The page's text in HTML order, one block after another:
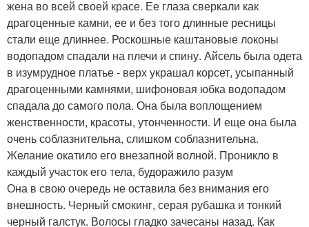
жена во всей своей красе. Ее глаза сверкали как
драгоценные камни, ее и без того длинные ресницы
стали еще длиннее. Роскошные каштановые локоны
водопадом спадали на плечи и спину. Айсель была одета
в изумрудное платье - верх украшал корсет, усыпанный
драгоценными камнями, шифоновая юбка водопадом
спадала до самого пола. Она была воплощением
женственности, красоты, утонченности. И еще она была
очень соблазнительна, слишком соблазнительна.
Желание окатило его внезапной волной. Проникло в
каждый участок его тела, будоражило разум
Она в свою очередь не оставила без внимания его
внешность. Черный смокинг, серая рубашка и тонкий
черный галстук. Волосы гладко зачесаны назад. Как